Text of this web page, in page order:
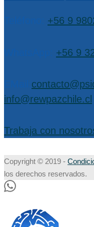
+56 9
+56 9
info@rewpazchile.cl
Trabaja con
Copyright © 2019 -
los derechos reservados.